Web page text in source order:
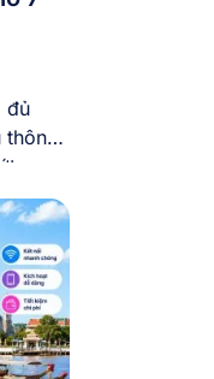
đủ
thông
vừa
việc
và
[…]